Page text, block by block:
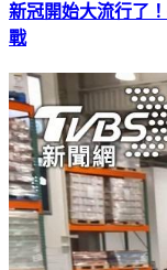
新冠開始大流行了
戰